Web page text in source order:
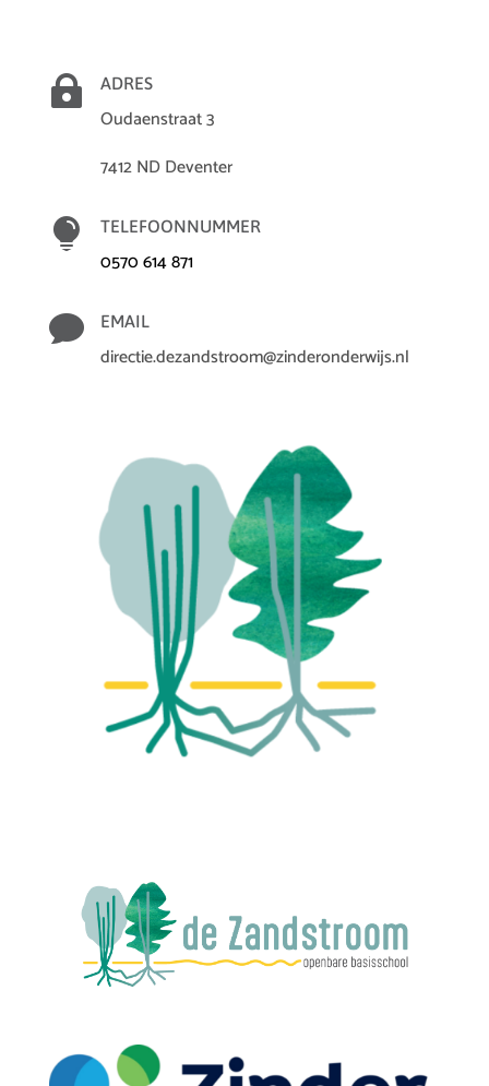
 ADRES
Oudaenstraat 3
7412 ND Deventer
 TELEFOONNUMMER
0570 614 871
 EMAIL
directie.dezandstroom@zinderonderwijs.nl